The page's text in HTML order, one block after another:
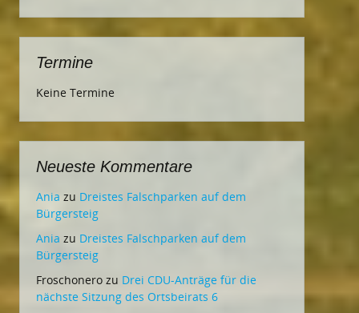
Termine
Keine Termine
Neueste Kommentare
Ania zu Dreistes Falschparken auf dem
Bürgersteig
Ania zu Dreistes Falschparken auf dem
Bürgersteig
Froschonero zu Drei CDU-Anträge für die
nächste Sitzung des Ortsbeirats 6